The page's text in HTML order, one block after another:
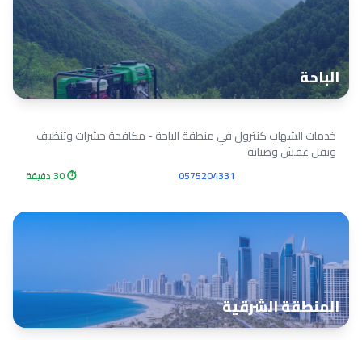
الباحة
خدمات الشهاب كنترول في منطقة الباحة - مكافحة حشرات وتنظيف
ونقل عفش وصيانة
0575204331 ⏱ 30 دقيقة
المنطقة الشرقية